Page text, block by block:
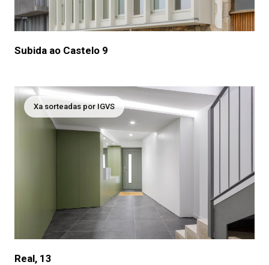
Subida ao Castelo 9
Xa sorteadas por IGVS
Real, 13